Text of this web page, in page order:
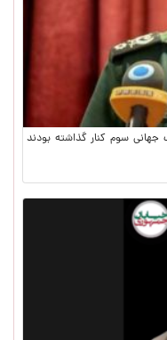
جهانی سوم کنار گذاشته بودند